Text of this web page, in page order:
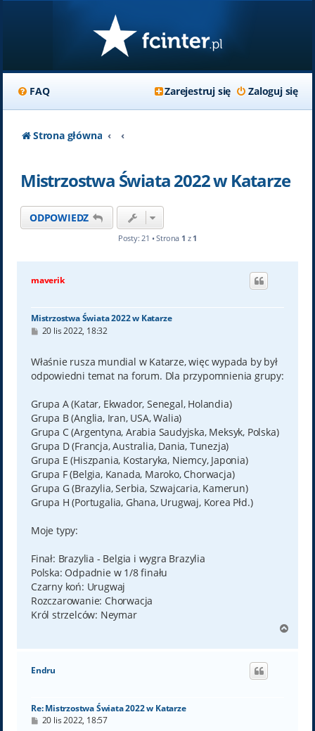
FAQ Zaloguj się
Zarejestruj się
Strona główna
Mistrzostwa Świata 2022 w Katarze
ODPOWIEDZ
Posty: 21 • Strona 1 z 1
maverik
Mistrzostwa Świata 2022 w Katarze
P
t
20 lis 2022, 18:32
Właśnie rusza mundial w Katarze, więc wypada by był
odpowiedni temat na forum. Dla przypomnienia grupy:
Grupa A (Katar, Ekwador, Senegal, Holandia)
Grupa B (Anglia, Iran, USA, Walia)
Grupa C (Argentyna, Arabia Saudyjska, Meksyk, Polska)
Grupa D (Francja, Australia, Dania, Tunezja)
Grupa E (Hiszpania, Kostaryka, Niemcy, Japonia)
Grupa F (Belgia, Kanada, Maroko, Chorwacja)
Grupa G (Brazylia, Serbia, Szwajcaria, Kamerun)
Grupa H (Portugalia, Ghana, Urugwaj, Korea Płd.)
Moje typy:
Finał: Brazylia - Belgia i wygra Brazylia
Polska: Odpadnie w 1/8 finału
Czarny koń: Urugwaj
Rozczarowanie: Chorwacja
Król strzelców: Neymar
g
Endru
Re: Mistrzostwa Świata 2022 w Katarze
P20 lis 2022, 18:57